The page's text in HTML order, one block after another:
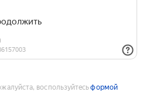
воспользуйтесьформой